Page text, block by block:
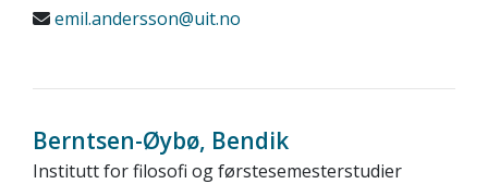
emil.andersson@uit.no
Berntsen-Øybø, Bendik
Institutt for filosofi og førstesemesterstudier